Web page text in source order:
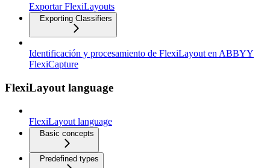
Exportar FlexiLayouts
Exporting Classifiers
Identificación y procesamiento de FlexiLayout en ABBYY
FlexiCapture
FlexiLayout language
FlexiLayout language
Basic concepts
Predefined types